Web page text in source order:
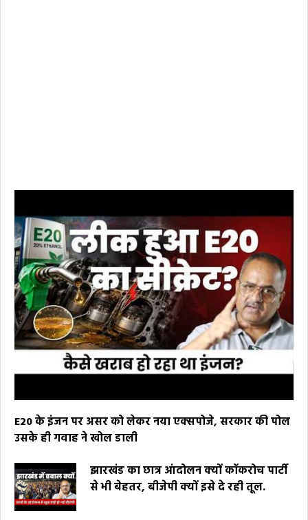
E20 के इंजन पर असर को लेकर नया एक्सपोजे, सरकार की पोल
उसके ही गवाह ने खोल डाली
झारखंड का छात्र आंदोलन क्यों कॉकरोच पार्टी
से भी बेहतर, बीजेपी क्यों इसे दे रही तूल.